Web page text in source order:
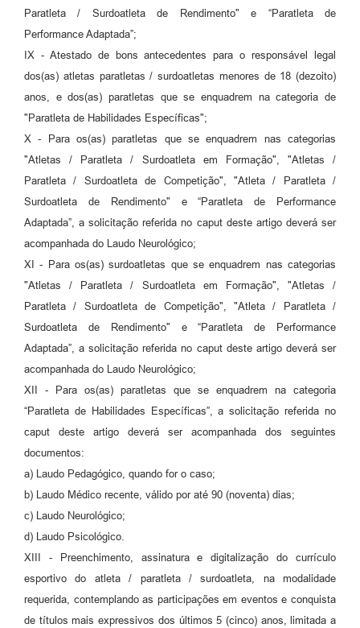
Paratleta / Surdoatleta de Rendimento" e “Paratleta de
Performance Adaptada”;
IX - Atestado de bons antecedentes para o responsável legal
dos(as) atletas paratletas / surdoatletas menores de 18 (dezoito)
anos, e dos(as) paratletas que se enquadrem na categoria de
"Paratleta de Habilidades Específicas";
X - Para os(as) paratletas que se enquadrem nas categorias
"Atletas / Paratleta / Surdoatleta em Formação", "Atletas /
Paratleta / Surdoatleta de Competição", "Atleta / Paratleta /
Surdoatleta de Rendimento" e “Paratleta de Performance
Adaptada”, a solicitação referida no caput deste artigo deverá ser
acompanhada do Laudo Neurológico;
XI - Para os(as) surdoatletas que se enquadrem nas categorias
"Atletas / Paratleta / Surdoatleta em Formação", "Atletas /
Paratleta / Surdoatleta de Competição", "Atleta / Paratleta /
Surdoatleta de Rendimento" e “Paratleta de Performance
Adaptada”, a solicitação referida no caput deste artigo deverá ser
acompanhada do Laudo Neurológico;
XII - Para os(as) paratletas que se enquadrem na categoria
“Paratleta de Habilidades Específicas”, a solicitação referida no
caput deste artigo deverá ser acompanhada dos seguintes
documentos:
a) Laudo Pedagógico, quando for o caso;
b) Laudo Médico recente, válido por até 90 (noventa) dias;
c) Laudo Neurológico;
d) Laudo Psicológico.
XIII - Preenchimento, assinatura e digitalização do currículo
esportivo do atleta / paratleta / surdoatleta, na modalidade
requerida, contemplando as participações em eventos e conquista
de títulos mais expressivos dos últimos 5 (cinco) anos, limitada a